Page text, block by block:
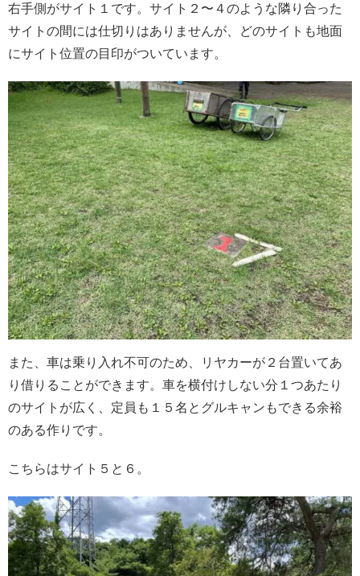
右手側がサイト１です。サイト２〜４のような隣り合った
サイトの間には仕切りはありませんが、どのサイトも地面
にサイト位置の目印がついています。
また、車は乗り入れ不可のため、リヤカーが２台置いてあ
り借りることができます。車を横付けしない分１つあたり
のサイトが広く、定員も１５名とグルキャンもできる余裕
のある作りです。
こちらはサイト５と６。